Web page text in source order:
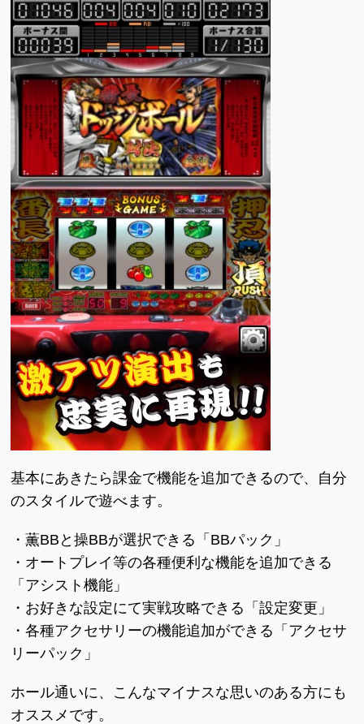
基本にあきたら課金で機能を追加できるので、自分
のスタイルで遊べます。
・薫BBと操BBが選択できる「BBパック」
・オートプレイ等の各種便利な機能を追加できる
「アシスト機能」
・お好きな設定にて実戦攻略できる「設定変更」
・各種アクセサリーの機能追加ができる「アクセサ
リーパック」
ホール通いに、こんなマイナスな思いのある方にも
オススメです。